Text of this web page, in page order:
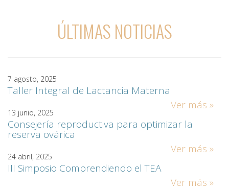
ÚLTIMAS NOTICIAS
7 agosto, 2025
Taller Integral de Lactancia Materna
Ver más »
13 junio, 2025
Consejería reproductiva para optimizar la
reserva ovárica
Ver más »
24 abril, 2025
III Simposio Comprendiendo el TEA
Ver más »